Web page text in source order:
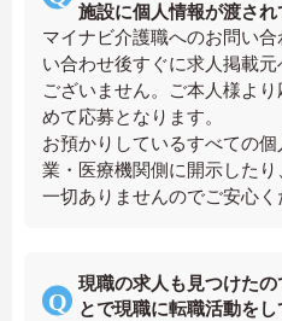
施設に個人情報が渡され
マイナビ介護職へのお問い
い合わせ後すぐに求人掲載
ございません。ご本人様よ
めて応募となります。
お預かりしているすべての
業・医療機関側に開示した
一切ありませんのでご安心く
現職の求人も見つけた
とで現職に転職活動を